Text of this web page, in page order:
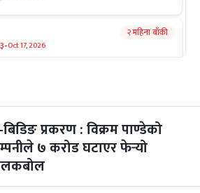
-Oct 17, 2026
२ महिना बाँकी
-Oct 20, 2026
२ महिना बाँकी
प्रकरण : विक्रम पाण्डेको
७ करोड घटाएर फेर्‍यो